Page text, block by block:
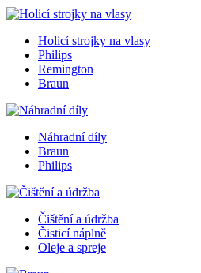
Holicí strojky na vlasy
Philips
Remington
Braun
Náhradní díly
Braun
Philips
Čištění a údržba
Čisticí náplně
Oleje a spreje